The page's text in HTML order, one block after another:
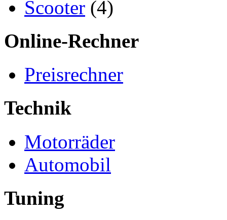
Scooter (4)
Online-Rechner
Preisrechner
Technik
Motorräder
Automobil
Tuning